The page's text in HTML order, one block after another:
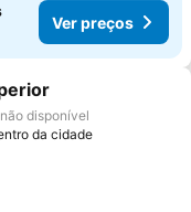
Ver preços
aos favoritos
disponível
da cidade